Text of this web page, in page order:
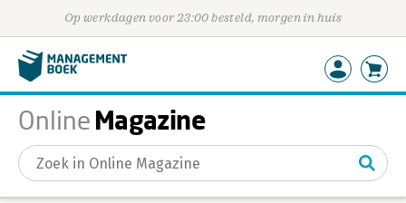
Op werkdagen voor 23:00 besteld, morgen in huis
Online Magazine